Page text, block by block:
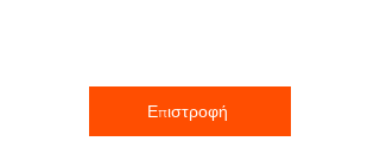
Επιστροφή